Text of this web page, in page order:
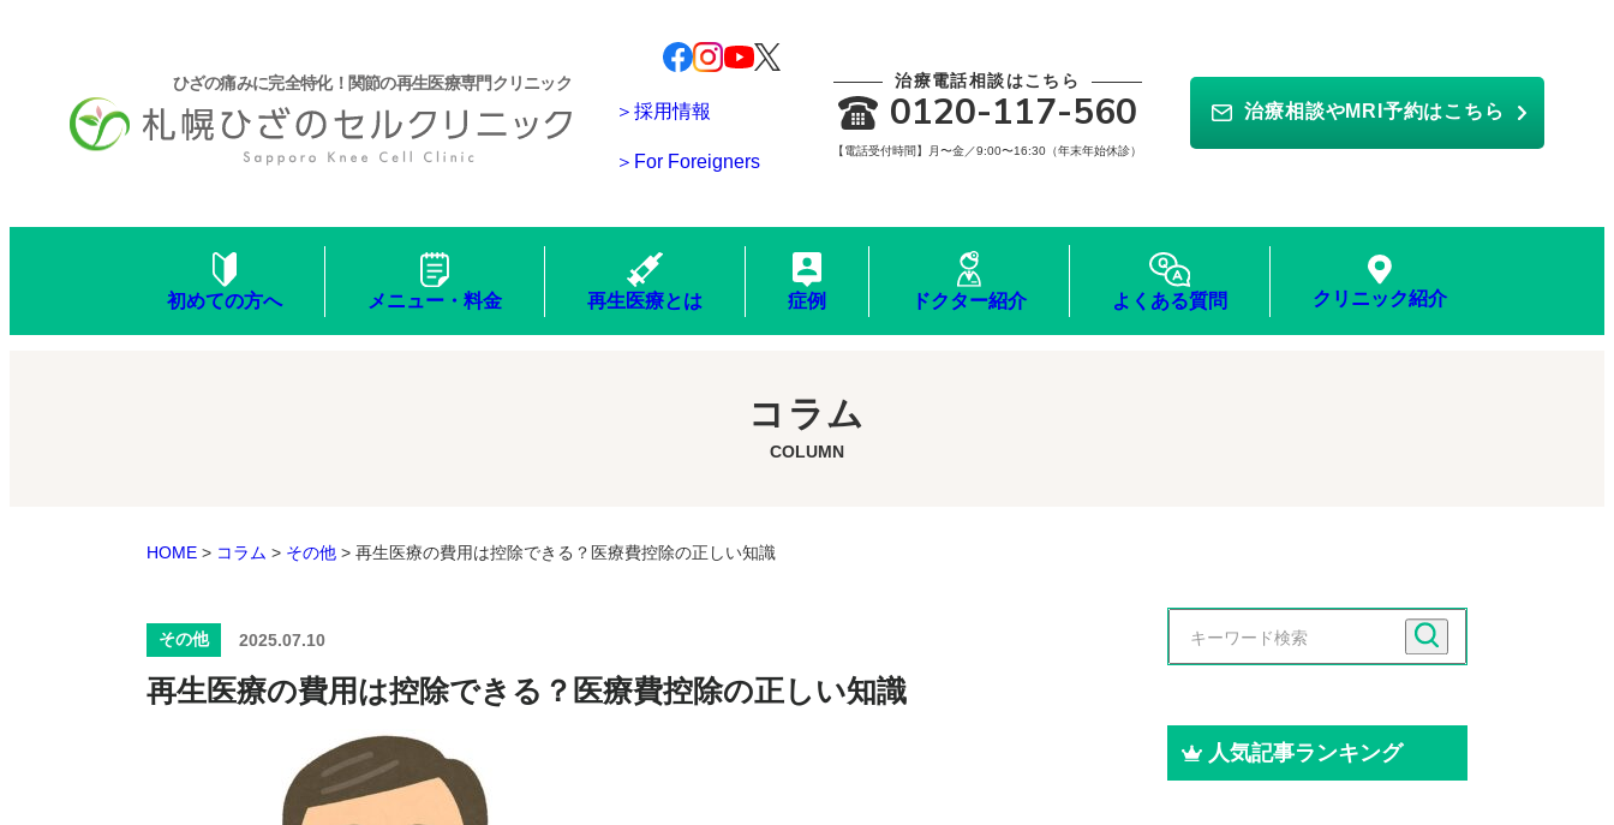
ひざの痛みに完全特化！関節の再生医療専門クリニック
＞採用情報
＞For Foreigners
治療電話相談はこちら
0120-117-560
【電話受付時間】月〜金／9:00〜16:30（年末年始休診）
治療相談やMRI予約はこちら
初めての方へ メニュー・料金 再生医療とは 症例 ドクター紹介 よくある質問 クリニック紹介
コラム
COLUMN
HOME > コラム > その他 > 再生医療の費用は控除できる？医療費控除の正しい知識
その他 2025.07.10
再生医療の費用は控除できる？医療費控除の正しい知識
人気記事ランキング